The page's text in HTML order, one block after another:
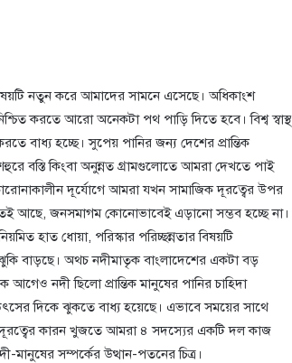
নতুন করে আমাদের সামনে এসেছে। অধিকাংশ
করতে আরো অনেকটা পথ পাড়ি দিতে হবে। বিশ্ব স্বাস্থ
বাধ্য হচ্ছে। সুপেয় পানির জন্য দেশের প্রান্তিক
বস্তি কিংবা অনুন্নত গ্রামগুলোতে আমরা দেখতে পাই
দূর্যোগে আমরা যখন সামাজিক দূরত্বের উপর
আছে, জনসমাগম কোনোভাবেই এড়ানো সম্ভব হচ্ছে না।
হাত ধোয়া, পরিস্কার পরিচ্ছন্নতার বিষয়টি
বাড়ছে। অথচ নদীমাতৃক বাংলাদেশের একটা বড়
নদী ছিলো প্রান্তিক মানুষের পানির চাহিদা
দিকে ঝুকতে বাধ্য হয়েছে। এভাবে সময়ের সাথে
দূরত্বের কারন খুজতে আমরা ৪ সদস্যের একটি দল কাজ
মানুষের সম্পর্কের উত্থান-পতনের চিত্র।